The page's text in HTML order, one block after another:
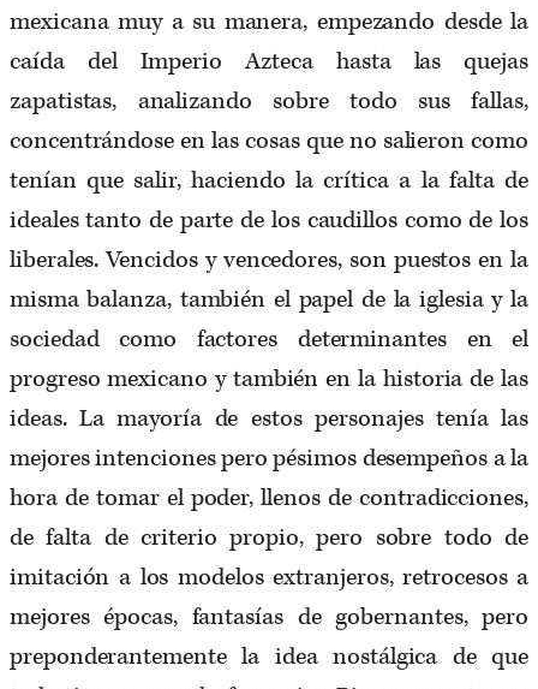
mexicana muy a su manera, empezando desde la
caída del Imperio Azteca hasta las quejas
zapatistas, analizando sobre todo sus fallas,
concentrándose en las cosas que no salieron como
tenían que salir, haciendo la crítica a la falta de
ideales tanto de parte de los caudillos como de los
liberales. Vencidos y vencedores, son puestos en la
misma balanza, también el papel de la iglesia y la
sociedad como factores determinantes en el
progreso mexicano y también en la historia de las
ideas. La mayoría de estos personajes tenía las
mejores intenciones pero pésimos desempeños a la
hora de tomar el poder, llenos de contradicciones,
de falta de criterio propio, pero sobre todo de
imitación a los modelos extranjeros, retrocesos a
mejores épocas, fantasías de gobernantes, pero
preponderantemente la idea nostálgica de que